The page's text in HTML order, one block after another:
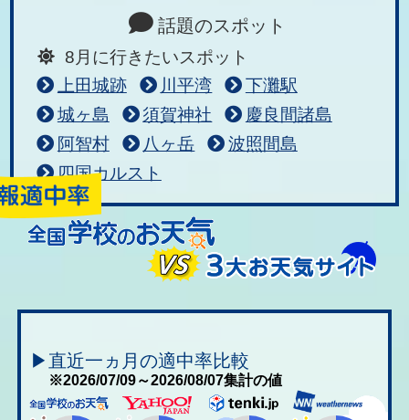
話題のスポット
8月に行きたいスポット
上田城跡
川平湾
下灘駅
城ヶ島
須賀神社
慶良間諸島
阿智村
八ヶ岳
波照間島
四国カルスト
▶直近一ヵ月の適中率比較
※2026/07/09～2026/08/07集計の値